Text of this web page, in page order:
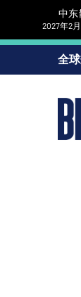
中
2027年2
全